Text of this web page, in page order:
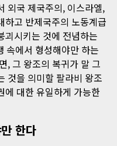
외국 제국주의, 이스라엘,
하고 반제국주의 노동계급
괴시키는 것에 전념하는
속에서 형성해야만 하는
, 그 왕조의 복귀가 말 그
것을 의미할 팔라비 왕조
에 대한 유일하게 가능한
한다